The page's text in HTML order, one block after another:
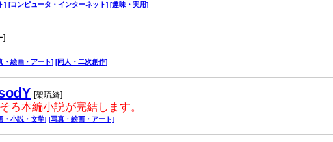
] [コンピュータ・インターネット] [趣味・実用]
]
・絵画・アート] [同人・二次創作]
[架琉綺]
ろ本編小説が完結します。
・小説・文学] [写真・絵画・アート]